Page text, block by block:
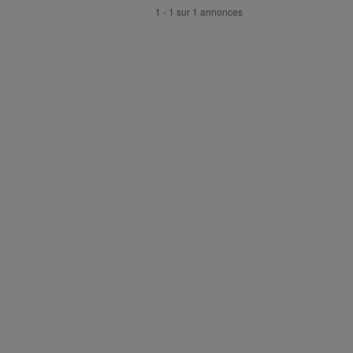
1 - 1 sur 1 annonces